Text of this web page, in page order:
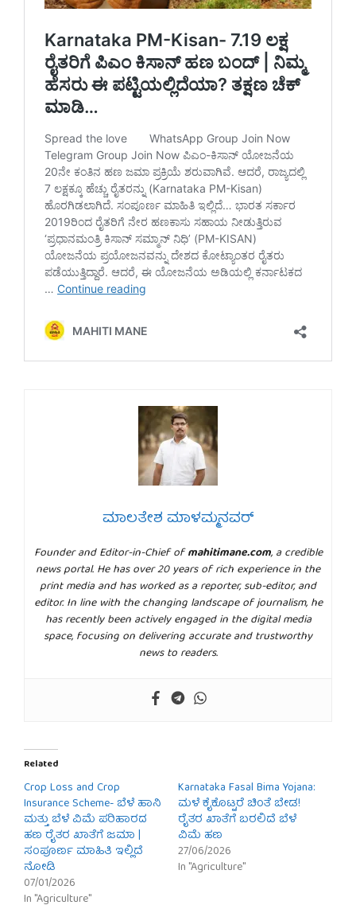
ಮಾಲತೇಶ ಮಾಳಮ್ಮನವರ್
Founder and Editor-in-Chief ofmahitimane.com, a credible
news portal. He has over 20 years of rich experience in the
print media and has worked as a reporter, sub-editor, and
editor. In line with the changing landscape of journalism, he
has recently been actively engaged in the digital media
space, focusing on delivering accurate and trustworthy
news to readers.
Related
Crop Loss and Crop
Insurance Scheme- ಬೆಳೆ ಹಾನಿ
ಮತ್ತು ಬೆಳೆ ವಿಮೆ ಪರಿಹಾರದ
ಹಣ ರೈತರ ಖಾತೆಗೆ ಜಮಾ |
ಸಂಪೂರ್ಣ ಮಾಹಿತಿ ಇಲ್ಲಿದೆ
ನೋಡಿ
07/01/2026
In "Agriculture"
Karnataka Fasal Bima Yojana:
ಮಳೆ ಕೈಕೊಟ್ಟರೆ ಚಿಂತೆ ಬೇಡ!
ರೈತರ ಖಾತೆಗೆ ಬರಲಿದೆ ಬೆಳೆ
ವಿಮೆ ಹಣ
27/06/2026
In "Agriculture"